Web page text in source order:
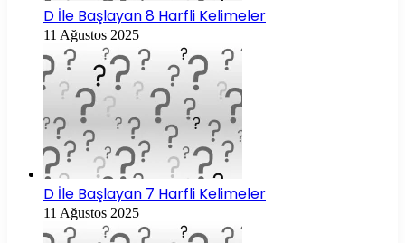
D İle Başlayan 8 Harfli Kelimeler
11 Ağustos 2025
D İle Başlayan 7 Harfli Kelimeler
11 Ağustos 2025